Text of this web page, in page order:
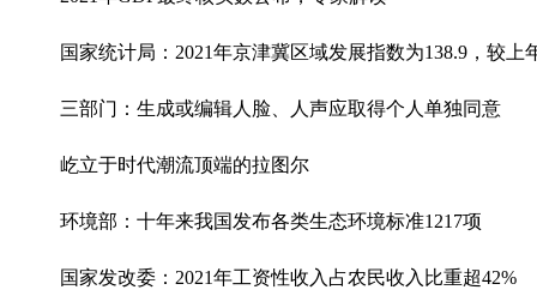
国家统计局：2021年京津冀区域发展指数为138.9，较上
三部门：生成或编辑人脸、人声应取得个人单独同意
屹立于时代潮流顶端的拉图尔
环境部：十年来我国发布各类生态环境标准1217项
国家发改委：2021年工资性收入占农民收入比重超42%